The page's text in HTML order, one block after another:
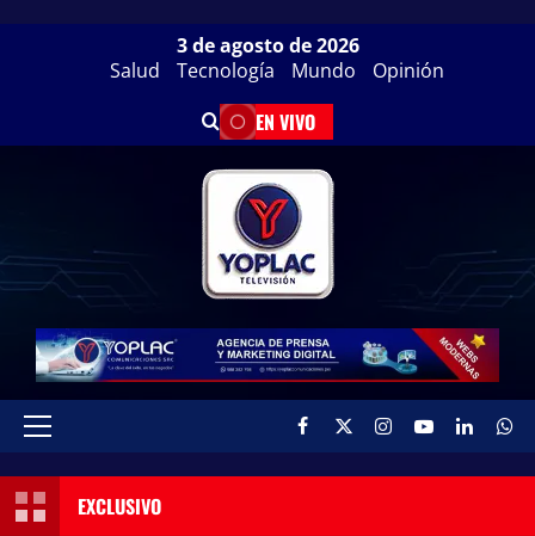
3 de agosto de 2026
Salud
Tecnología Mundo Opinión
EN VIVO
EXCLUSIVO